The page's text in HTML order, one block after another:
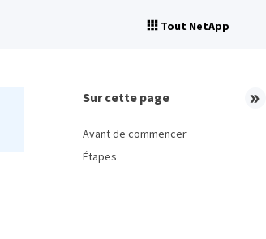
Tout NetApp
Sur cette page
Avant de commencer
Étapes